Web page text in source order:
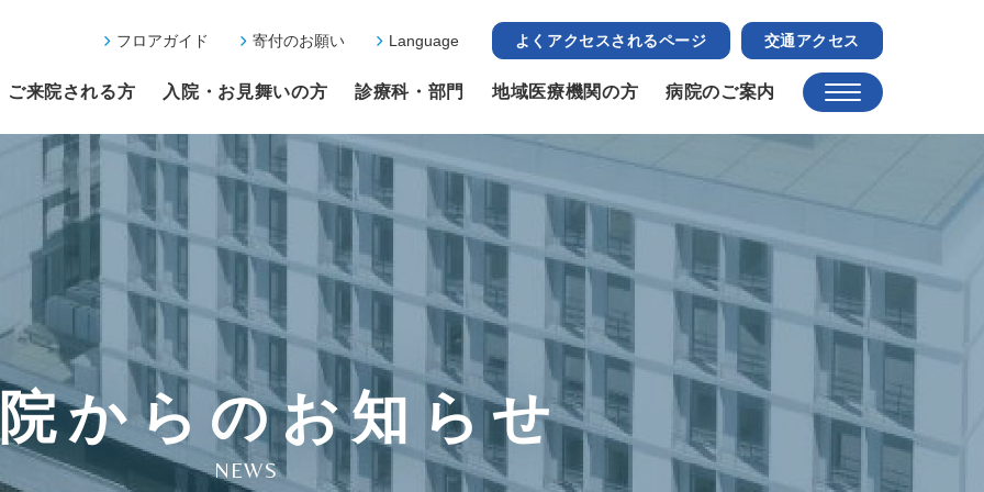
フロアガイド 寄付のお願い Language よくアクセスされるページ 交通アクセス
ご来院される方 入院・お見舞いの方 診療科・部門 地域医療機関の方 病院のご案内
からのお知らせ
NEWS